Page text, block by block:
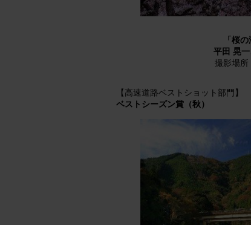
「桜
平田 晃一
撮影場所
【高速道路ベストショット部門】
ベストシーズン賞（秋）